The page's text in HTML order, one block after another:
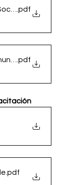
.pdf
.pdf
.pdf